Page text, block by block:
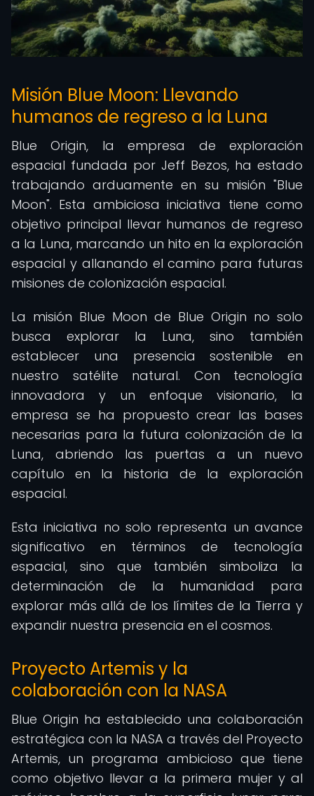
Misión Blue Moon: Llevando
humanos de regreso a la Luna
Blue Origin, la empresa de exploración
espacial fundada por Jeff Bezos, ha estado
trabajando arduamente en su misión "Blue
Moon". Esta ambiciosa iniciativa tiene como
objetivo principal llevar humanos de regreso
a la Luna, marcando un hito en la exploración
espacial y allanando el camino para futuras
misiones de colonización espacial.
La misión Blue Moon de Blue Origin no solo
busca explorar la Luna, sino también
establecer una presencia sostenible en
nuestro satélite natural. Con tecnología
innovadora y un enfoque visionario, la
empresa se ha propuesto crear las bases
necesarias para la futura colonización de la
Luna, abriendo las puertas a un nuevo
capítulo en la historia de la exploración
espacial.
Esta iniciativa no solo representa un avance
significativo en términos de tecnología
espacial, sino que también simboliza la
determinación de la humanidad para
explorar más allá de los límites de la Tierra y
expandir nuestra presencia en el cosmos.
Proyecto Artemis y la
colaboración con la NASA
Blue Origin ha establecido una colaboración
estratégica con la NASA a través del Proyecto
Artemis, un programa ambicioso que tiene
como objetivo llevar a la primera mujer y al